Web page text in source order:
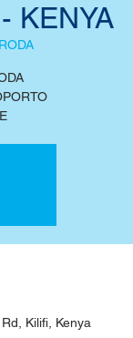
KENYA
Kilifi, Kenya